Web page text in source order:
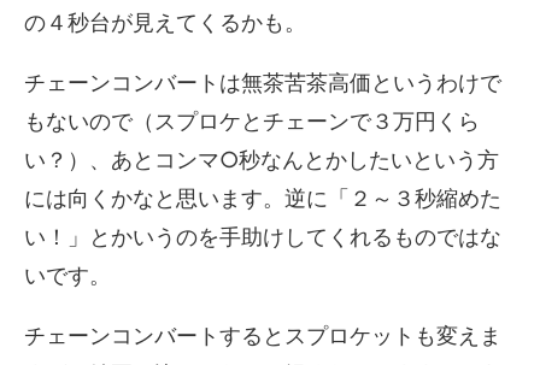
の４秒台が見えてくるかも。
チェーンコンバートは無茶苦茶高価というわけで
もないので（スプロケとチェーンで３万円くら
い？）、あとコンマ○秒なんとかしたいという方
には向くかなと思います。逆に「２～３秒縮めた
い！」とかいうのを手助けしてくれるものではな
いです。
チェーンコンバートするとスプロケットも変えま